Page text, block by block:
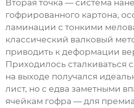
Вторая точка — система
гофрированного картона,
ламинации с тонкими
классический валковый
приводить к деформации
Приходилось сталкиваться
на выходе получался
лист, но с едва заметными
ячейкам гофра — для